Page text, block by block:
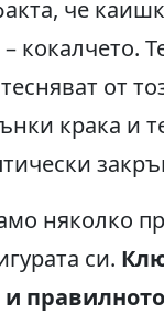
че
кокалчето.
от
крака и
няколко
си.